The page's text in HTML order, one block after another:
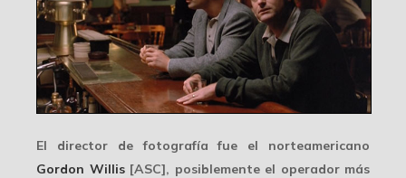
El director de fotografía fue el norteamericano
Gordon Willis[ASC], posiblemente el operador más